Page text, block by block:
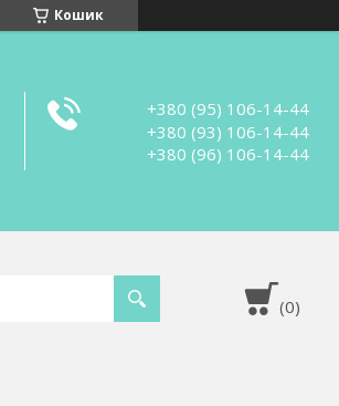
Кошик
+380 (95) 106-14-44
+380 (93) 106-14-44
+380 (96) 106-14-44